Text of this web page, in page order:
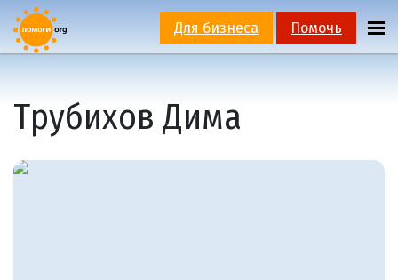
Для бизнеса Помочь
Трубихов Дима